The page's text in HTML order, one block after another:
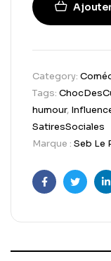
Category:
Tags:
humour,
SatiresSociales
Marque : Seb Le
FacebookTwitter